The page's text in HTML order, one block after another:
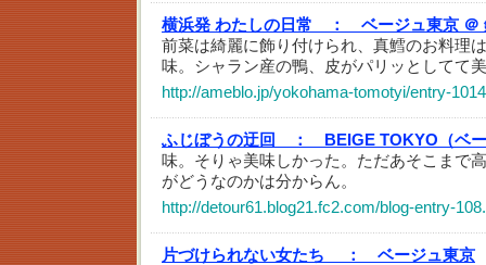
横浜発 わたしの日常 ：
ベージュ東京 ＠
前菜は綺麗に飾り付けられ、真鱈のお料理
味。シャラン産の鴨、皮がパリッとしてて
http://ameblo.jp/yokohama-tomotyi/entry-
ふじぼうの迂回 ：
BEIGE TOKYO（ベ
味。そりゃ美味しかった。ただあそこまで
がどうなのかは分からん。
http://detour61.blog21.fc2.com/blog-entry-
片づけられない女たち ：
ベージュ東京